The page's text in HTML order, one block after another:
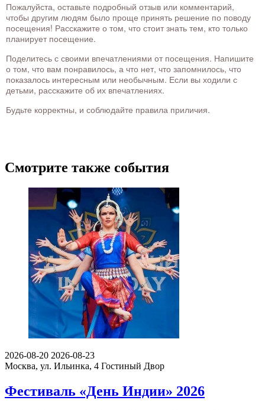
Пожалуйста, оставьте подробный отзыв или комментарий,
чтобы другим людям было проще принять решение по поводу
посещения! Расскажите о том, что стоит знать тем, кто только
планирует посещение.
Поделитесь с своими впечатлениями от посещения. Напишите
о том, что вам понравилось, а что нет, что запомнилось, что
показалось интересным или необычным. Если вы ходили с
детьми, расскажите об их впечатлениях.
Будьте корректны, и соблюдайте правила приличия.
Смотрите также события
2026-08-20 2026-08-23
Москва, ул. Ильинка, 4 Гостиный Двор
Фестиваль «День Индии» 2026